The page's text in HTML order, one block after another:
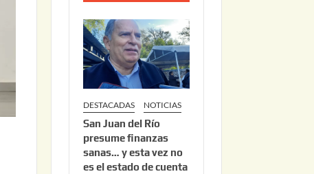
DESTACADAS NOTICIAS
San Juan del Río
presume finanzas
sanas… y esta vez no
es el estado de cuenta